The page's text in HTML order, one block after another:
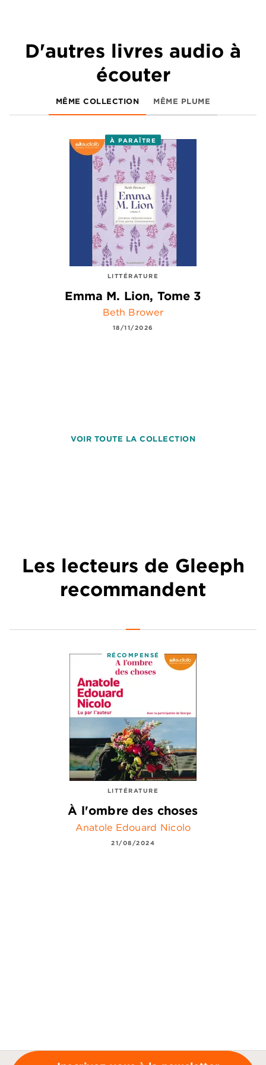
D'autres livres audio à
écouter
MÊME COLLECTION MÊME PLUME
À PARAÎTRE
LITTÉRATURE
Emma M. Lion, Tome 3
Beth Brower
18/11/2026
VOIR TOUTE LA COLLECTION
Les lecteurs de Gleeph
recommandent
RÉCOMPENSÉ
LITTÉRATURE
À l'ombre des choses
Anatole Edouard Nicolo
21/08/2024